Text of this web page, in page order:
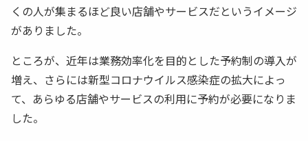
くの人が集まるほど良い店舗やサービスだというイメージ
がありました。
ところが、近年は業務効率化を目的とした予約制の導入が
増え、さらには新型コロナウイルス感染症の拡大によっ
て、あらゆる店舗やサービスの利用に予約が必要になりま
した。